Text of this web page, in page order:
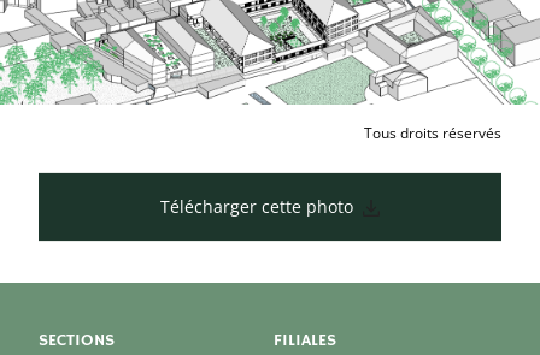
Tous droits réservés
Télécharger cette photo
SECTIONS FILIALES